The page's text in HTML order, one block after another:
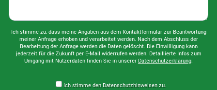
Ich stimme zu, dass meine Angaben aus dem Kontaktformular zur Beantwortung
meiner Anfrage erhoben und verarbeitet werden. Nach dem Abschluss der
Bearbeitung der Anfrage werden die Daten gelöscht. Die Einwilligung kann
jederzeit für die Zukunft per E-Mail widerrufen werden. Detaillierte Infos zum
Umgang mit Nutzerdaten finden Sie in unserer Datenschutzerklärung.
Ich stimme den Datenschutzhinweisen zu.